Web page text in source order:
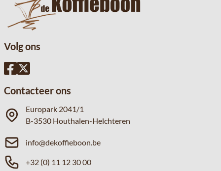
Volg ons
Contacteer ons
Europark 2041/1
B-3530 Houthalen-Helchteren
info@dekoffieboon.be
+32 (0) 11 12 30 00